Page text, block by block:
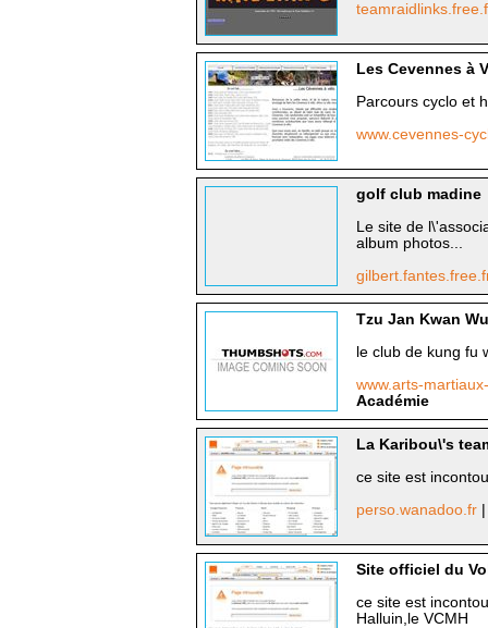
Les Cevennes à
Parcours cyclo et
www.cevennes-
golf club madine
Le site de
album photos...
Tzu Jan Kwan
le club de kung fu
www.arts-
Académie
La Karibou\'s
ce site est
perso.wanadoo.fr
Site officiel du
ce site est
Halluin,le VCMH